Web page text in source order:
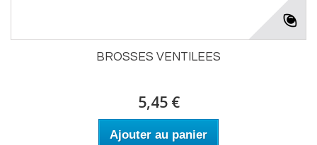
BROSSES VENTILEES
5,45 €
Ajouter au panier